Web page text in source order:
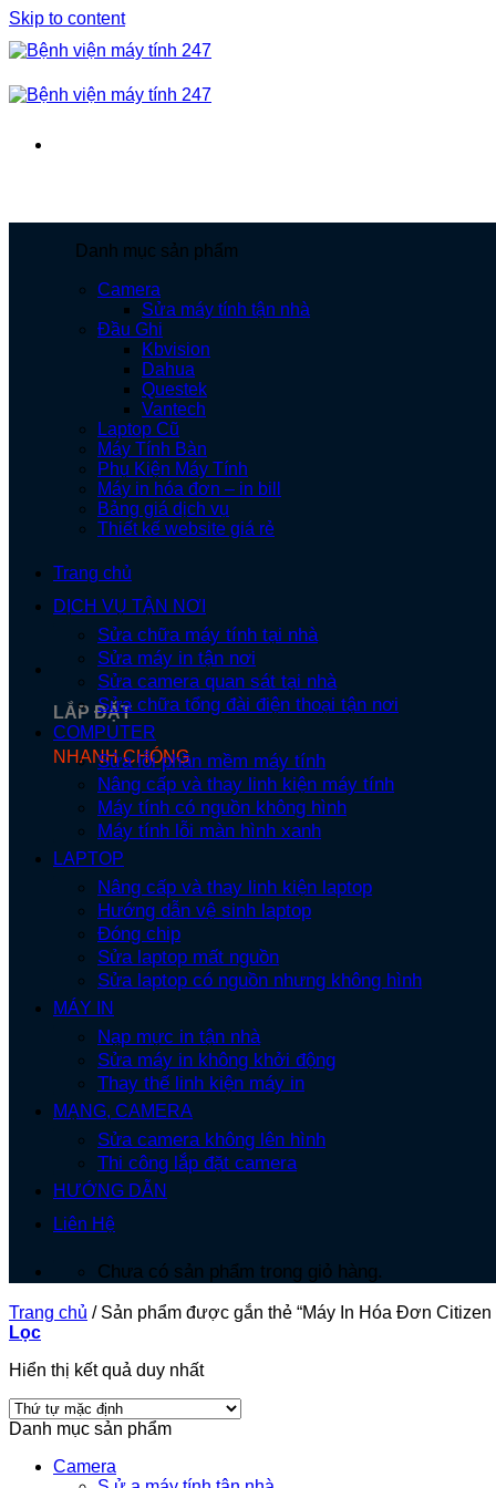
Skip to content
LẮP ĐẶT
NHANH CHÓNG
Danh mục sản phẩm
Camera
Sửa máy tính tận nhà
Đầu Ghi
Kbvision
Dahua
Questek
Vantech
Laptop Cũ
Máy Tính Bàn
Phụ Kiện Máy Tính
Máy in hóa đơn – in bill
Bảng giá dịch vụ
Thiết kế website giá rẻ
Trang chủ
DỊCH VỤ TẬN NƠI
Sửa chữa máy tính tại nhà
Sửa máy in tận nơi
Sửa camera quan sát tại nhà
Sửa chữa tổng đài điện thoại tận nơi
COMPUTER
Sửa lỗi phần mềm máy tính
Nâng cấp và thay linh kiện máy tính
Máy tính có nguồn không hình
Máy tính lỗi màn hình xanh
LAPTOP
Nâng cấp và thay linh kiện laptop
Hướng dẫn vệ sinh laptop
Đóng chip
Sửa laptop mất nguồn
Sửa laptop có nguồn nhưng không hình
MÁY IN
Nạp mực in tận nhà
Sửa máy in không khởi động
Thay thế linh kiện máy in
MẠNG, CAMERA
Sửa camera không lên hình
Thi công lắp đặt camera
HƯỚNG DẪN
Liên Hệ
Chưa có sản phẩm trong giỏ hàng.
Trang chủ /Sản phẩm được gắn thẻ “Máy In Hóa Đơn Citizen
Lọc
Hiển thị kết quả duy nhất
Danh mục sản phẩm
Camera